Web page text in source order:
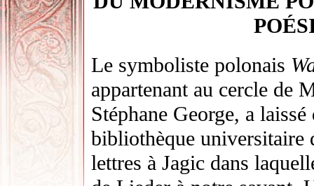
Le symboliste polonais
appartenant au cercle de
Stéphane George, a
bibliothèque universitaire
lettres à Jagic dans